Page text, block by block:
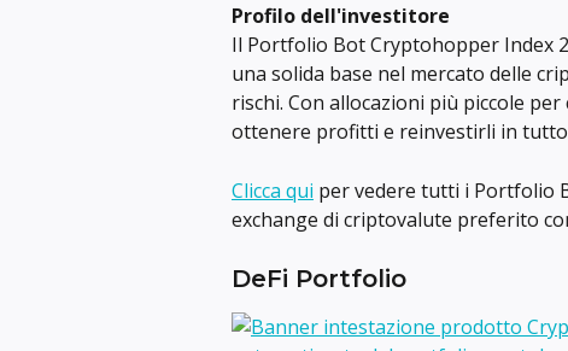
Profilo dell'investitore
Il Portfolio Bot Cryptohopper Index
una solida base nel mercato delle
rischi. Con allocazioni più piccole
ottenere profitti e reinvestirli in
Clicca qui per vedere tutti i Portfolio
exchange di criptovalute preferito
DeFi Portfolio